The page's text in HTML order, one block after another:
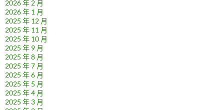
2026 年 2 月
2026 年 1 月
2025 年 12 月
2025 年 11 月
2025 年 10 月
2025 年 9 月
2025 年 8 月
2025 年 7 月
2025 年 6 月
2025 年 5 月
2025 年 4 月
2025 年 3 月